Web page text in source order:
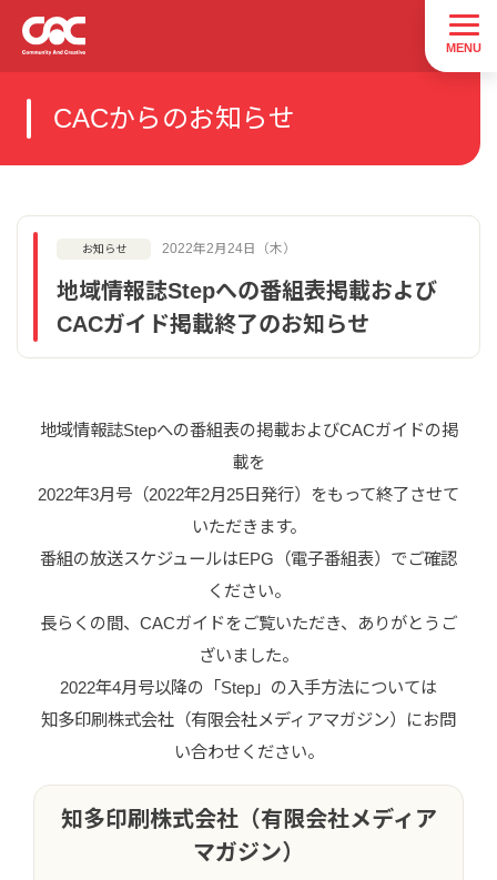
CACからのお知らせ
お知らせ 2022年2月24日（木）
地域情報誌Stepへの番組表掲載および
CACガイド掲載終了のお知らせ
地域情報誌Stepへの番組表の掲載およびCACガイドの掲
載を
2022年3月号（2022年2月25日発行）をもって終了させて
いただきます。
番組の放送スケジュールはEPG（電子番組表）でご確認
ください。
長らくの間、CACガイドをご覧いただき、ありがとうご
ざいました。
2022年4月号以降の「Step」の入手方法については
知多印刷株式会社（有限会社メディアマガジン）にお問
い合わせください。
知多印刷株式会社（有限会社メディア
マガジン）